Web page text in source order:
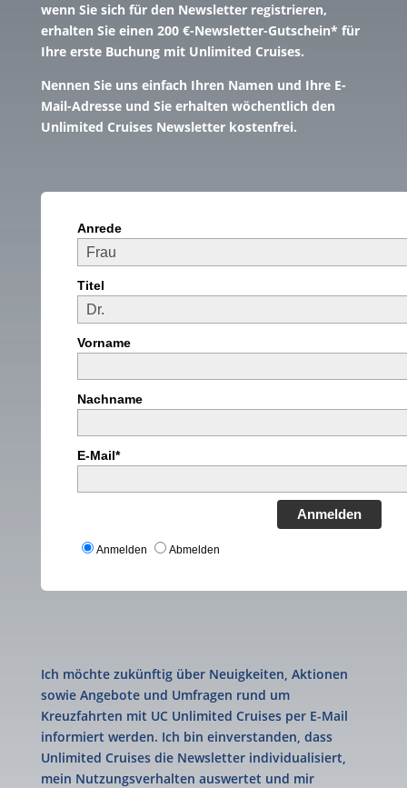
wenn Sie sich für den Newsletter registrieren,
erhalten Sie einen 200 €-Newsletter-Gutschein* für
Ihre erste Buchung mit Unlimited Cruises.
Nennen Sie uns einfach Ihren Namen und Ihre E-
Mail-Adresse und Sie erhalten wöchentlich den
Unlimited Cruises Newsletter kostenfrei.
Anrede
Titel
Vorname
Nachname
E-Mail*
Anmelden
Anmelden Abmelden
Ich möchte zukünftig über Neuigkeiten, Aktionen
sowie Angebote und Umfragen rund um
Kreuzfahrten mit UC Unlimited Cruises per E-Mail
informiert werden. Ich bin einverstanden, dass
Unlimited Cruises die Newsletter individualisiert,
mein Nutzungsverhalten auswertet und mir